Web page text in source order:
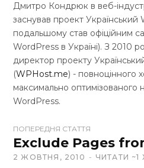
Дмитро Кондрюк в веб-
заснував проект
подальшому став офіційним
WordPress в Україні). З 2010
директор проекту
(WPHost.me) - повноцінного
максимально оптимізованого
WordPress.
W
e
b
ПОПЕРЕДНЯ СТАТТЯ
Exclude Pages
2 ЖОВТНЯ, 2010 ЧИТАТИ